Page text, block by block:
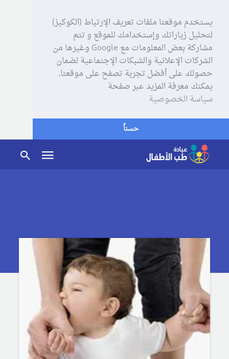
يستخدم موقعنا ملفات تعريف الإرتباط (الكوكيز)
لتحليل زياراتك وإستخدامك للموقع و تتم
مشاركة بعض المعلومات مع Google وغيرها من
الشركات الإعلانية والشبكات الإجتماعية لضمان
حصولك على أفضل تجربة تصفح على موقعنا,
يمكنك معرفة المزيد عبر صفحة
سياسة الخصوصية
حسناً